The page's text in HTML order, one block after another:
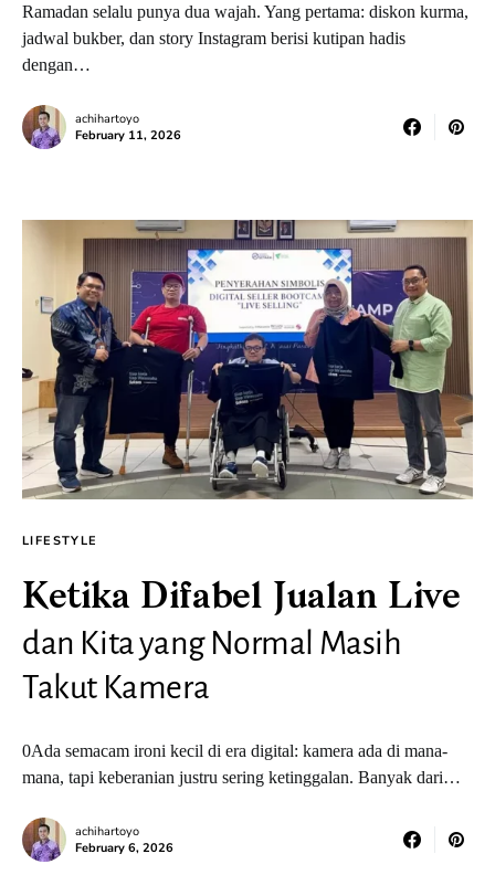
Ramadan selalu punya dua wajah. Yang pertama: diskon kurma,
jadwal bukber, dan story Instagram berisi kutipan hadis
dengan…
achihartoyo
February 11, 2026
LIFESTYLE
Ketika Difabel Jualan Live
dan Kita yang Normal Masih
Takut Kamera
0Ada semacam ironi kecil di era digital: kamera ada di mana-
mana, tapi keberanian justru sering ketinggalan. Banyak dari…
achihartoyo
February 6, 2026